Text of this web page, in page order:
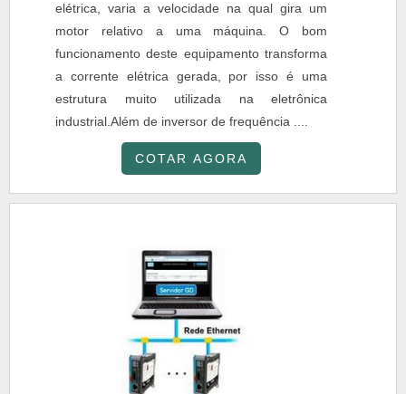
elétrica, varia a velocidade na qual gira um
motor relativo a uma máquina. O bom
funcionamento deste equipamento transforma
a corrente elétrica gerada, por isso é uma
estrutura muito utilizada na eletrônica
industrial.Além de inversor de frequência ....
COTAR AGORA